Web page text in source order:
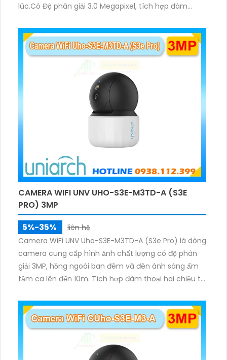
lúc.Có Độ phân giải 3.0 Megapixel, tích hợp đàm
sáng ấm lên đến 10m.
CAMERA WIFI UNV UHO-S3E-M3TD-A (S3E
PRO) 3MP
5%-35%
liên hệ
Camera WiFi UNV Uho-S3E-M3TD-A (S3e Pro) là dòng
camera cung cấp hình ảnh chất lượng có độ phân
giải 3MP, hồng ngoài ban đêm và đèn ánh sáng ấm
tầm ca lên đến 10m. Tích hợp đàm thoại hai chiều to